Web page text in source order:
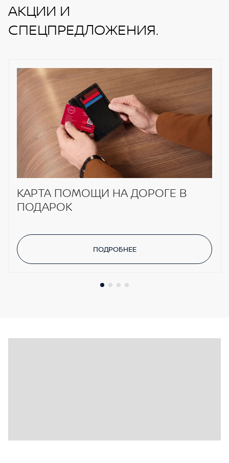
АКЦИИ И
СПЕЦПРЕДЛОЖЕНИЯ.
КАРТА ПОМОЩИ НА ДОРОГЕ В
ПОДАРОК
ПОДРОБНЕЕ